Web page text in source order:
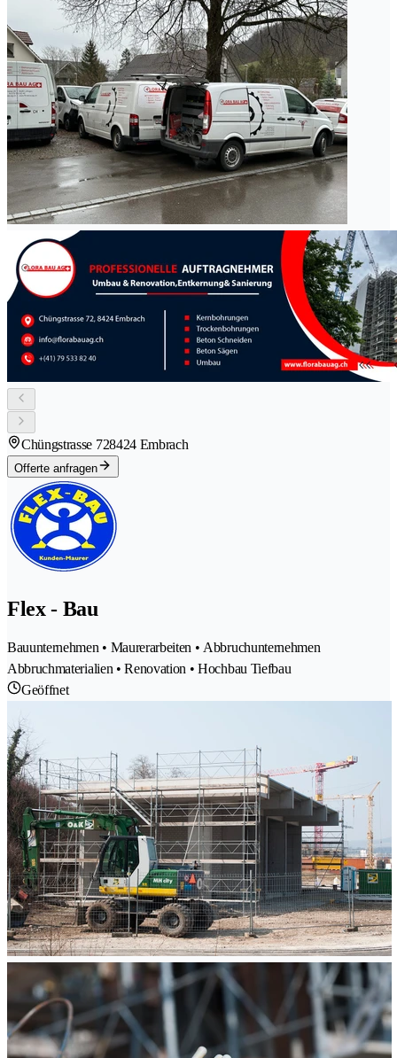
Chüngstrasse 728424 Embrach
Offerte anfragen
Flex - Bau
Bauunternehmen • Maurerarbeiten • Abbruchunternehmen
Abbruchmaterialien • Renovation • Hochbau Tiefbau
Geöffnet